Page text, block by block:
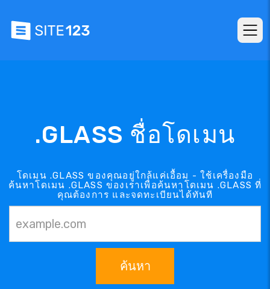
.GLASS ชื่อโดเมน
โดเมน .GLASS ของคุณอยู่ใกล้แค่เอื้อม - ใช้เครื่องมือ
ค้นหาโดเมน .GLASS ของเราเพื่อค้นหาโดเมน .GLASS ที่
คุณต้องการ และจดทะเบียนได้ทันที
ค้นหา